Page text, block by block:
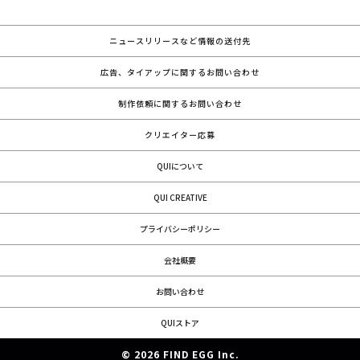
ニュースリリースなど情報の送付先
広告、タイアップに関するお問い合わせ
制作依頼に関するお問い合わせ
クリエイター応募
QUIについて
QUI CREATIVE
プライバシーポリシー
会社概要
お問い合わせ
QUIストア
© 2026 FIND EGG Inc.